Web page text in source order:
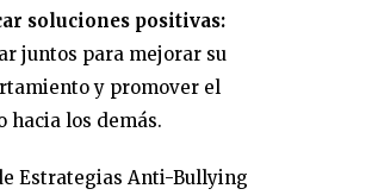
soluciones positivas:
juntos para mejorar su
y promover el
hacia los demás.
Estrategias Anti-Bullying